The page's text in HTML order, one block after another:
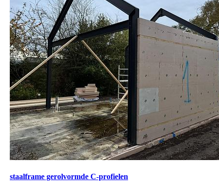
staalframe gerolvormde C-profielen